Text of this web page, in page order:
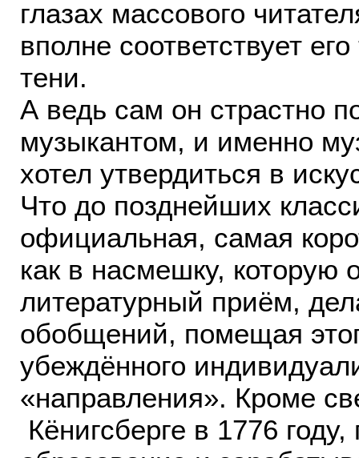
глазах массового
вполне соответствует
тени.
А ведь сам он страстно
музыкантом, и именно
хотел утвердиться в
Что до позднейших
официальная, самая
как в насмешку, которую
литературный приём,
обобщений, помещая
убеждённого
«направления». Кроме
Кёнигсберге в 1776